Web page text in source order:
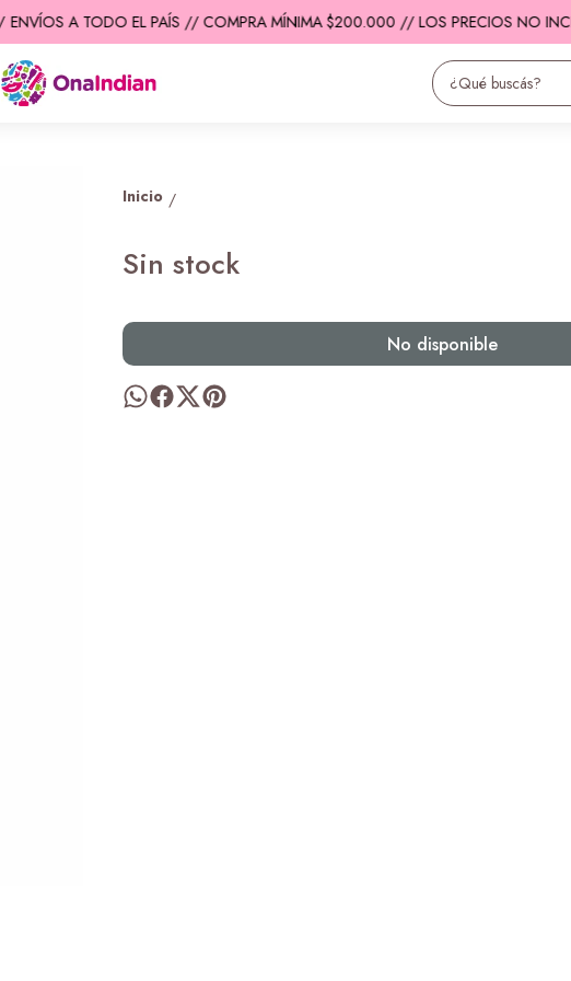
ENVÍOS A TODO EL PAÍS // COMPRA MÍNIMA $200.000 // LOS PRECIOS NO
Inicio /
Sin stock
No disponible